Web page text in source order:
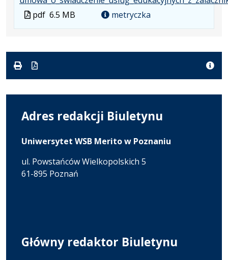
Plik
pdf 6.5 MB metryczka
Adres redakcji Biuletynu
Uniwersytet WSB Merito w Poznaniu
ul. Powstańców Wielkopolskich 5
61-895 Poznań
Główny redaktor Biuletynu